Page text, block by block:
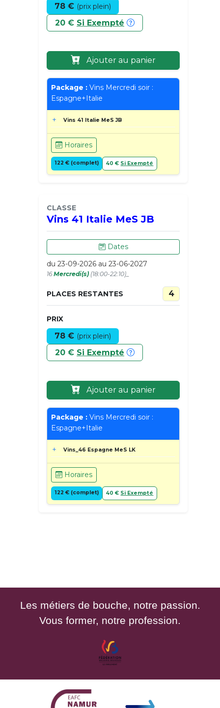
78 € (prix plein)
20 € Si Exempté
Ajouter au panier
Package : Vins Mercredi soir :
Espagne+Italie
Vins 41 Italie MeS JB
Horaires
122 € (complet) 40 € Si Exempté
CLASSE
Vins 41 Italie MeS JB
Dates
du 23-09-2026 au 23-06-2027
16Mercredi(s) (18:00-22:10)_
PLACES RESTANTES 4
PRIX
78 € (prix plein)
20 € Si Exempté
Ajouter au panier
Package : Vins Mercredi soir :
Espagne+Italie
Vins_46 Espagne MeS LK
Horaires
122 € (complet) 40 € Si Exempté
Les métiers de bouche, notre passion.
Vous former, notre profession.